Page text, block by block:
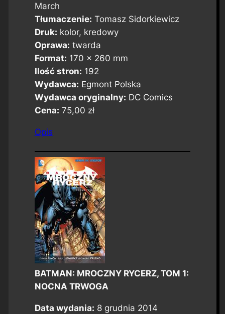
March
Tłumaczenie: Tomasz Sidorkiewicz
Druk: kolor, kredowy
Oprawa: twarda
Format: 170 x 260 mm
Ilość stron: 192
Wydawca: Egmont Polska
Wydawca oryginalny: DC Comics
Cena: 75,00 zł
Opis
BATMAN: MROCZNY RYCERZ, TOM 1:
NOCNA TRWOGA
Data wydania: 8 grudnia 2014